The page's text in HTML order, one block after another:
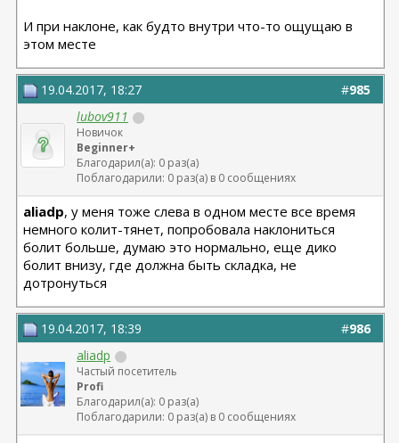
И при наклоне, как будто внутри что-то ощущаю в
этом месте
#985
19.04.2017, 18:27
lubov911
Новичок
Beginner+
Благодарил(а): 0 раз(а)
Поблагодарили: 0 раз(а) в 0 сообщениях
aliadp, у меня тоже слева в одном месте все время
немного колит-тянет, попробовала наклониться
болит больше, думаю это нормально, еще дико
болит внизу, где должна быть складка, не
дотронуться
#986
19.04.2017, 18:39
aliadp
Частый посетитель
Profi
Благодарил(а): 0 раз(а)
Поблагодарили: 0 раз(а) в 0 сообщениях